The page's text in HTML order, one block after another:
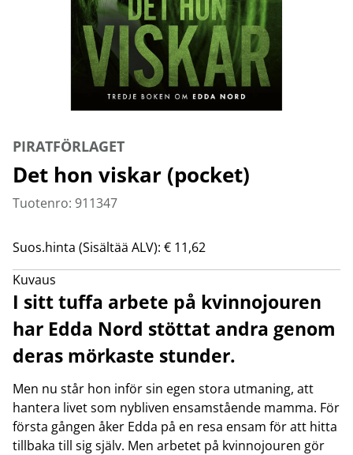
PIRATFÖRLAGET
Det hon viskar (pocket)
Tuotenro: 911347
Suos.hinta (Sisältää ALV): € 11,62
Kuvaus
I sitt tuffa arbete på kvinnojouren
har Edda Nord stöttat andra genom
deras mörkaste stunder.
Men nu står hon inför sin egen stora utmaning, att
hantera livet som nybliven ensamstående mamma. För
första gången åker Edda på en resa ensam för att hitta
tillbaka till sig själv. Men arbetet på kvinnojouren gör